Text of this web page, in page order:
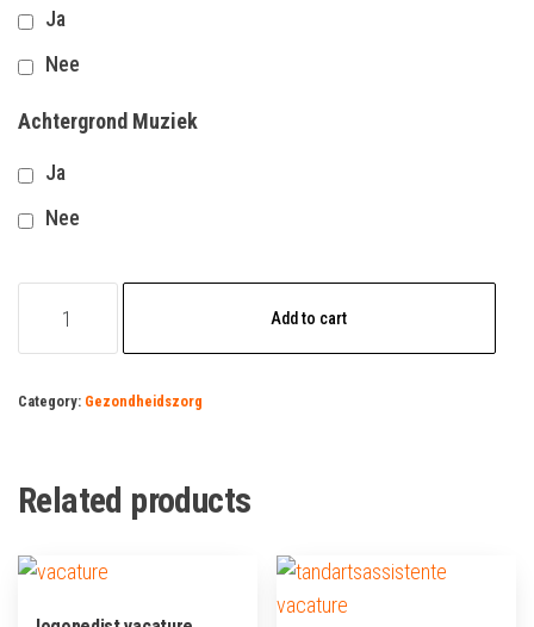
Ja
Nee
Achtergrond Muziek
Ja
Nee
Vacature
Add to cart
Category: Gezondheidszorg
Related products